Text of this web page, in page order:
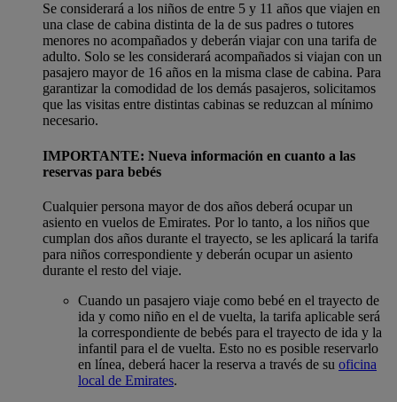
Se considerará a los niños de entre 5 y 11 años que viajen en
una clase de cabina distinta de la de sus padres o tutores
menores no acompañados y deberán viajar con una tarifa de
adulto. Solo se les considerará acompañados si viajan con un
pasajero mayor de 16 años en la misma clase de cabina. Para
garantizar la comodidad de los demás pasajeros, solicitamos
que las visitas entre distintas cabinas se reduzcan al mínimo
necesario.
IMPORTANTE: Nueva información en cuanto a las
reservas para bebés
Cualquier persona mayor de dos años deberá ocupar un
asiento en vuelos de Emirates. Por lo tanto, a los niños que
cumplan dos años durante el trayecto, se les aplicará la tarifa
para niños correspondiente y deberán ocupar un asiento
durante el resto del viaje.
Cuando un pasajero viaje como bebé en el trayecto de
ida y como niño en el de vuelta, la tarifa aplicable será
la correspondiente de bebés para el trayecto de ida y la
infantil para el de vuelta. Esto no es posible reservarlo
en línea, deberá hacer la reserva a través de su oficina
local de Emirates.